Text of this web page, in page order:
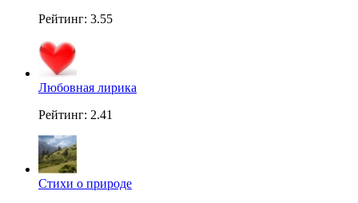
Рейтинг: 3.55
Любовная лирика
Рейтинг: 2.41
Стихи о природе